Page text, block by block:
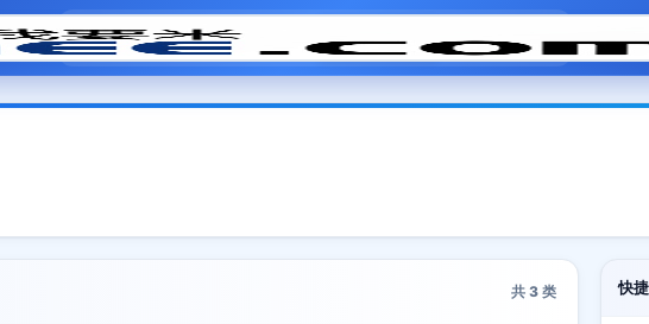
模拟面试 题目大全 招聘中心 会员专区
共 3 类 快